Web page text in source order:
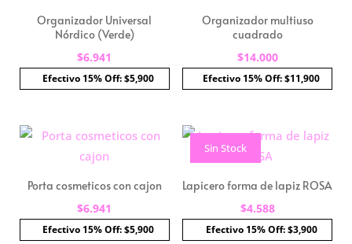
Organizador Universal
Nórdico (Verde)
$6.941
Efectivo 15% Off: $5,900
Organizador multiuso
cuadrado
$14.000
Efectivo 15% Off: $11,900
Porta cosmeticos con cajon
$6.941
Efectivo 15% Off: $5,900
Sin Stock
Lapicero forma de lapiz ROSA
$4.588
Efectivo 15% Off: $3,900